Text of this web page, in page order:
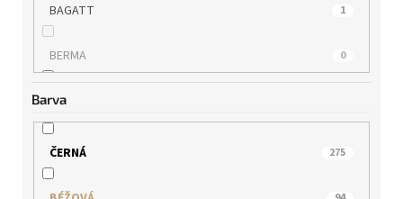
BAGATT 1
BERMA 0
BUGATTI
BULL BOXER 0
CAPRICE 2
Barva
ČERNÁ 275